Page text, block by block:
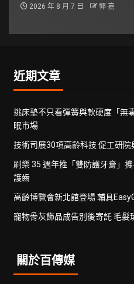
2026 年 8 月 7 日 郭 嘉
近期文章
挑床墊不只看彈簧與軟硬度「無
眠市場
技術司展30項高齡科技 促工研
刷樂 35 週年推「雙防護牙膏」
護齒
高齡博覽會新北館登場 輔具
寵物骨灰飾品成告別後寄託 毛髮
關於百傳媒